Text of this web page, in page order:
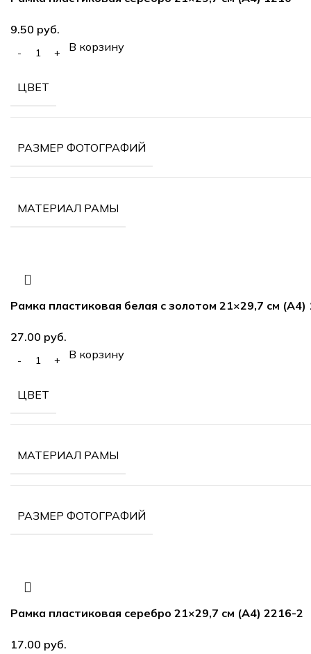
руб.
В корзину
ЦВЕТ
РАЗМЕР ФОТОГРАФИЙ
МАТЕРИАЛ РАМЫ
Рамка пластиковая белая с золотом 21×29,7 см (А4)
руб.
В корзину
ЦВЕТ
МАТЕРИАЛ РАМЫ
РАЗМЕР ФОТОГРАФИЙ
Рамка пластиковая серебро 21×29,7 см (А4) 2216-2
руб.